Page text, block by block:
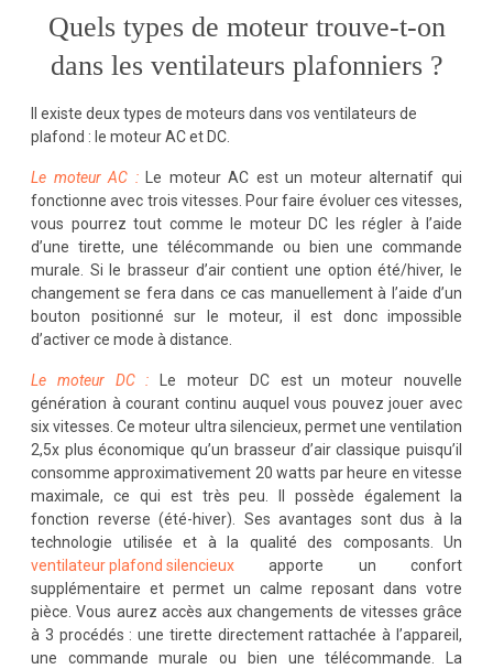
Quels types de moteur trouve-t-on
dans les ventilateurs plafonniers ?
Il existe deux types de moteurs dans vos ventilateurs de
plafond : le moteur AC et DC.
Le moteur AC :Le moteur AC est un moteur alternatif qui
fonctionne avec trois vitesses. Pour faire évoluer ces vitesses,
vous pourrez tout comme le moteur DC les régler à l’aide
d’une tirette, une télécommande ou bien une commande
murale. Si le brasseur d’air contient une option été/hiver, le
changement se fera dans ce cas manuellement à l’aide d’un
bouton positionné sur le moteur, il est donc impossible
d’activer ce mode à distance.
Le moteur DC :
Le moteur DC est un moteur nouvelle
génération à courant continu auquel vous pouvez jouer avec
six vitesses. Ce moteur ultra silencieux, permet une ventilation
2,5x plus économique qu’un brasseur d’air classique puisqu’il
consomme approximativement 20 watts par heure en vitesse
maximale, ce qui est très peu. Il possède également la
fonction reverse (été-hiver). Ses avantages sont dus à la
technologie utilisée et à la qualité des composants. Un
ventilateur plafond silencieux apporte un confort
supplémentaire et permet un calme reposant dans votre
pièce. Vous aurez accès aux changements de vitesses grâce
à 3 procédés : une tirette directement rattachée à l’appareil,
une commande murale ou bien une télécommande. La